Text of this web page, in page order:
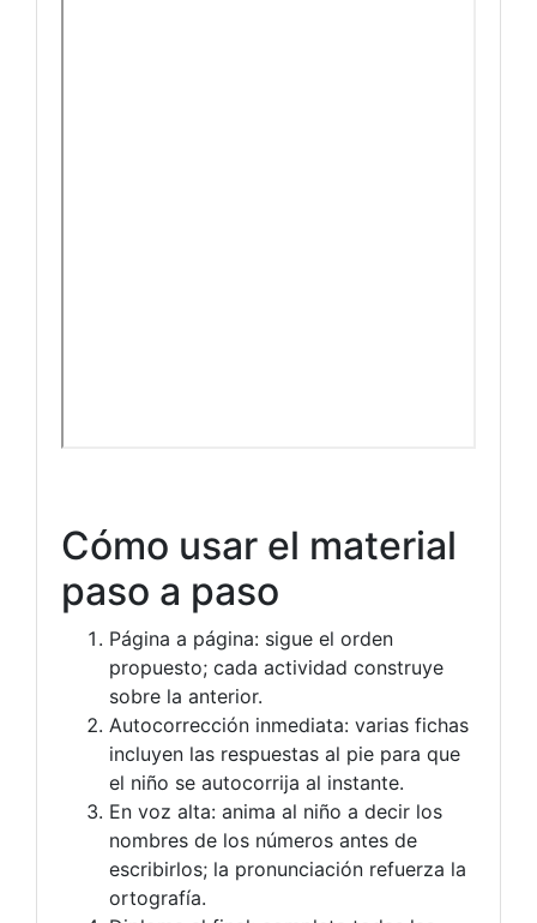
Cómo usar el material
paso a paso
Página a página: sigue el orden
propuesto; cada actividad construye
sobre la anterior.
Autocorrección inmediata: varias fichas
incluyen las respuestas al pie para que
el niño se autocorrija al instante.
En voz alta: anima al niño a decir los
nombres de los números antes de
escribirlos; la pronunciación refuerza la
ortografía.